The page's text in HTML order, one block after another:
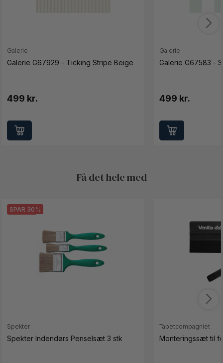
Galerie
Galerie G67929 - Ticking Stripe Beige
499 kr.
Galerie
Galerie G67583 -
499 kr.
Få det hele med
SPAR 30%
Spekter
Spekter Indendørs Penselsæt 3 stk
Tapetcompagniet
Monteringssæt til